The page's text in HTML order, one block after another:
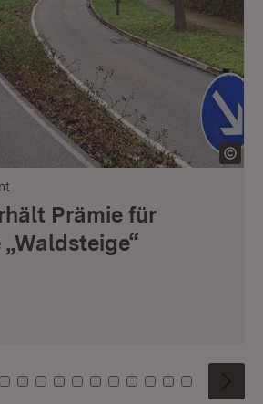
Prämie für
0 1 2
Kachel: 3
Zu Kachel: 4
Zu Kachel: 5
Zu Kachel: 6
Zu Kachel: 7
Zu Kachel: 8
Zu Kachel: 9
Zu Kachel: 10
Zu Kachel: 11
Zu Kachel: 12
Zu Kachel:
Zu